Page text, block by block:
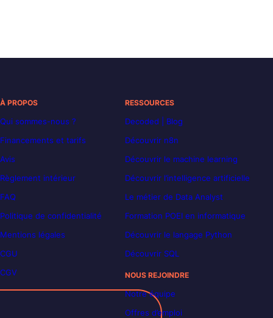
À PROPOS
Qui sommes-nous ?
Financements et tarifs
Avis
Règlement intérieur
FAQ
Politique de confidentialité
Mentions légales
CGU
CGV
RESSOURCES
Decoded | Blog
Découvrir n8n
Découvrir le machine learning
Découvrir l’intelligence artificielle
Le métier de Data Analyst
Formation POEI en informatique
Découvrir le langage Python
Découvrir SQL
NOUS REJOINDRE
Notre équipe
Offres d’emploi